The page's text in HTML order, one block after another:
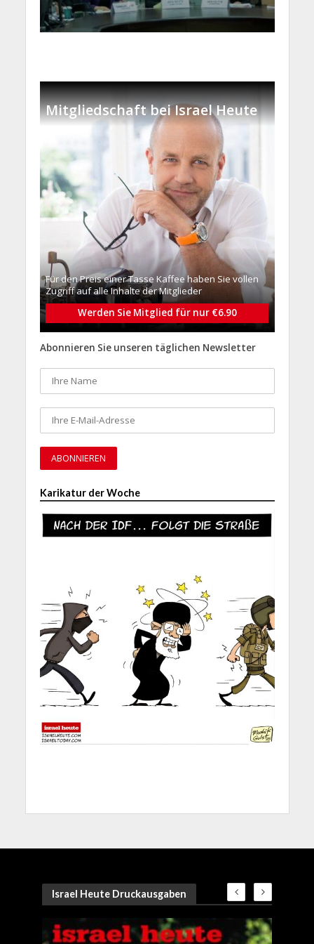
Mitgliedschaft bei Israel Heute
Für den Preis einer Tasse Kaffee haben Sie vollen
Zugriff auf alle Inhalte der Mitglieder
Werden Sie Mitglied für nur €6.90
Abonnieren Sie unseren täglichen Newsletter
Karikatur der Woche
Israel Heute Druckausgaben